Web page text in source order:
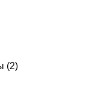
(2)